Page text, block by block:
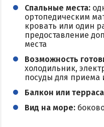
Спальные места:
ортопедическим
кровать или один
предоставление
места
Возможность
холодильник,
посуды для
Балкон или
Вид на море: